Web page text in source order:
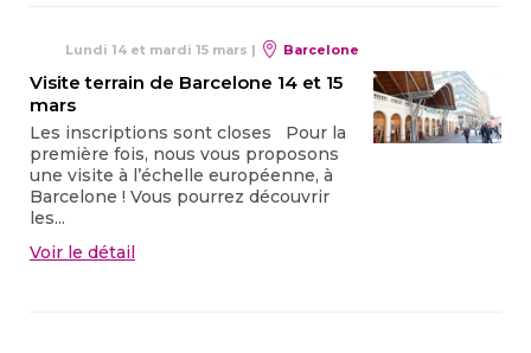
Lundi 14 et mardi 15 mars | Barcelone
Visite terrain de Barcelone 14 et 15
mars
Les inscriptions sont closes Pour la
première fois, nous vous proposons
une visite à l’échelle européenne, à
Barcelone ! Vous pourrez découvrir
les...
Voir le détail